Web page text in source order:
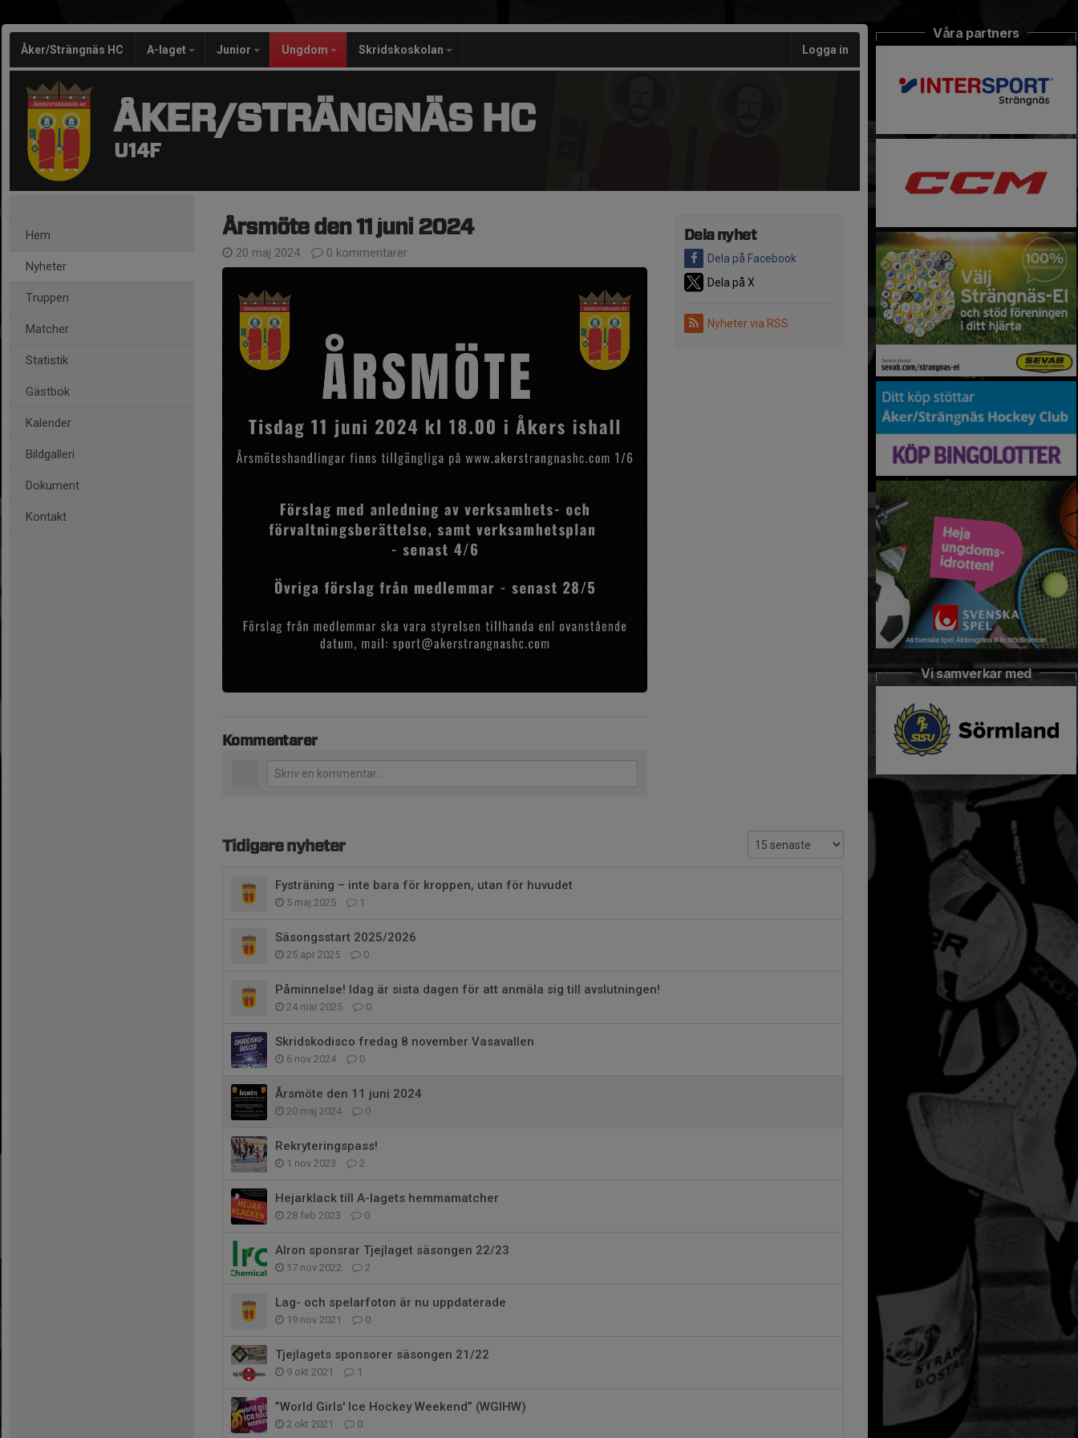
Åker/Strängnäs HC A-laget Junior Ungdom Skridskoskolan Logga in
ÅKER/STRÄNGNÄS HC
U14F
Hem
Nyheter
Truppen
Matcher
Statistik
Gästbok
Kalender
Bildgalleri
Dokument
Kontakt
Dela nyhet
Dela på Facebook
Dela på X
Nyheter via RSS
Årsmöte den 11 juni 2024
20 maj 2024 0 kommentarer
Kommentarer
Tidigare nyheter
Fysträning – inte bara för kroppen, utan för huvudet
5 maj 2025 1
Säsongsstart 2025/2026
25 apr 2025 0
Påminnelse! Idag är sista dagen för att anmäla sig till avslutningen!
24 mar 2025 0
Skridskodisco fredag 8 november Vasavallen
6 nov 2024 0
Årsmöte den 11 juni 2024
20 maj 2024 0
Rekryteringspass!
1 nov 2023 2
Hejarklack till A-lagets hemmamatcher
28 feb 2023 0
Alron sponsrar Tjejlaget säsongen 22/23
17 nov 2022 2
Lag- och spelarfoton är nu uppdaterade
19 nov 2021 0
Tjejlagets sponsorer säsongen 21/22
9 okt 2021 1
”World Girls' Ice Hockey Weekend” (WGIHW)
2 okt 2021 0
Våra partners
Vi samverkar med